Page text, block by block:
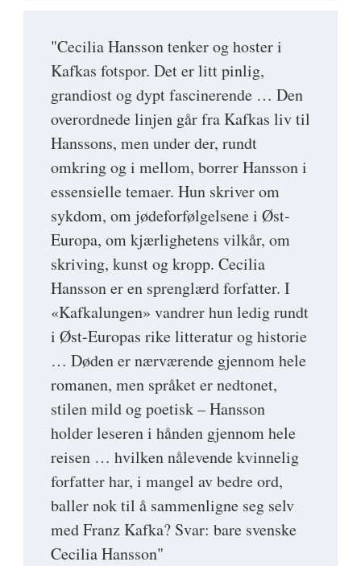
"Cecilia Hansson tenker og hoster i
Kafkas fotspor. Det er litt pinlig,
grandiost og dypt fascinerende … Den
overordnede linjen går fra Kafkas liv til
Hanssons, men under der, rundt
omkring og i mellom, borrer Hansson i
essensielle temaer. Hun skriver om
sykdom, om jødeforfølgelsene i Øst-
Europa, om kjærlighetens vilkår, om
skriving, kunst og kropp. Cecilia
Hansson er en sprenglærd forfatter. I
«Kafkalungen» vandrer hun ledig rundt
i Øst-Europas rike litteratur og historie
… Døden er nærværende gjennom hele
romanen, men språket er nedtonet,
stilen mild og poetisk – Hansson
holder leseren i hånden gjennom hele
reisen … hvilken nålevende kvinnelig
forfatter har, i mangel av bedre ord,
baller nok til å sammenligne seg selv
med Franz Kafka? Svar: bare svenske
Cecilia Hansson"